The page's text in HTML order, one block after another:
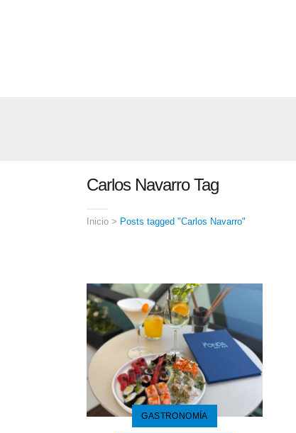
Carlos Navarro Tag
Inicio > Posts tagged "Carlos Navarro"
GASTRONOMÍA